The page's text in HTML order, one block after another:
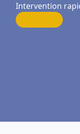
Intervention